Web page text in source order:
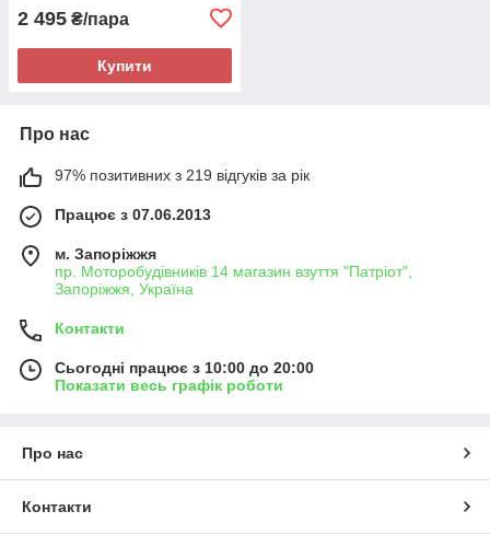
2 495 ₴/пара
Купити
Про нас
97% позитивних з 219 відгуків за рік
Працює з 07.06.2013
м. Запоріжжя
пр. Моторобудівників 14 магазин взуття "Патріот",
Запоріжжя, Україна
Контакти
Сьогодні працює з 10:00 до 20:00
Показати весь графік роботи
Про нас
Контакти